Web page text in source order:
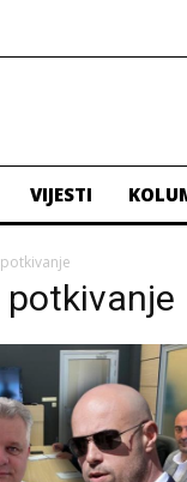
VIJESTI
potkivanje